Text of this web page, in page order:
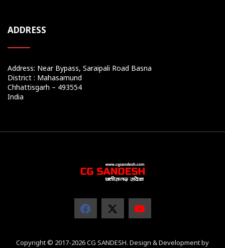
ADDRESS
Address: Near Bypass, Saraipali Road Basna
District : Mahasamund
Chhattisgarh – 493554
India
Copyright © 2017-2026 CG SANDESH. Design & Development by